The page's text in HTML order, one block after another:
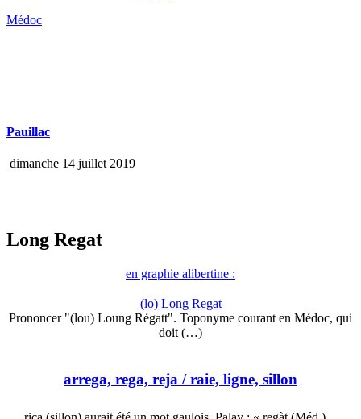
Médoc
Pauillac
dimanche 14 juillet 2019
Long Regat
en graphie alibertine :
(lo) Long Regat
Prononcer "(lou) Loung Régatt". Toponyme courant en Médoc, qui
doit (…)
arrega, rega, reja / raie, ligne, sillon